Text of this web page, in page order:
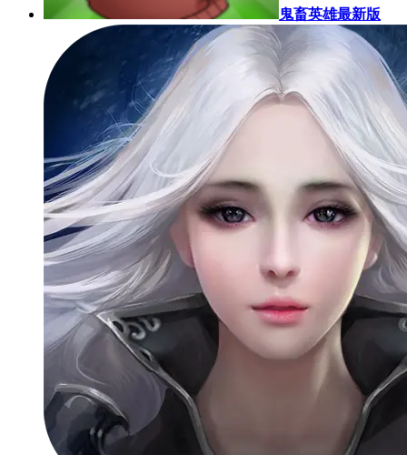
鬼畜英雄最新版